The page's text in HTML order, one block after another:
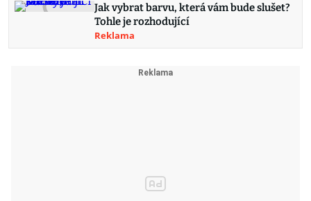
Jak vybrat barvu, která vám bude slušet?
Tohle je rozhodující
Reklama